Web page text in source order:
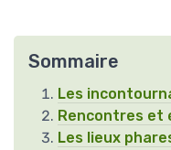
Sommaire
Les
Rencontres et
Les lieux